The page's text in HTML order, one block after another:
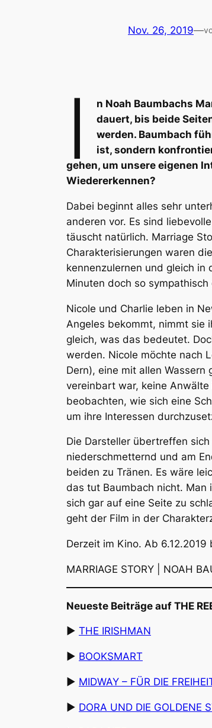
Nov. 26, 2019—
I n Noah Baumbachs
dauert, bis beide
werden. Baumbach
ist, sondern
gehen, um unsere eigenen
Wiedererkennen?
Dabei beginnt alles sehr
anderen vor. Es sind
täuscht natürlich. Marriage
Charakterisierungen waren
kennenzulernen und gleich
Minuten doch so sympathisch
Nicole und Charlie leben in
Angeles bekommt, nimmt sie
gleich, was das bedeutet.
werden. Nicole möchte nach
Dern), eine mit allen
vereinbart war, keine
beobachten, wie sich eine
um ihre Interessen
Die Darsteller übertreffen
niederschmetternd und am
beiden zu Tränen. Es wäre
das tut Baumbach nicht.
sich gar auf eine Seite zu
geht der Film in der
Derzeit im Kino. Ab 6.12.2019
MARRIAGE STORY | NOAH
Neueste Beiträge auf THE
▶︎ THE IRISHMAN
▶︎ BOOKSMART
▶︎ ︎ MIDWAY – FÜR DIE
▶︎ DORA UND DIE GOLDENE